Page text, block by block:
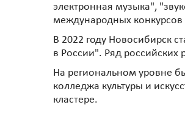
электронная музыка",
международных
В 2022 году Новосибирск
в России". Ряд
На региональном уровне
колледжа культуры и
кластере.